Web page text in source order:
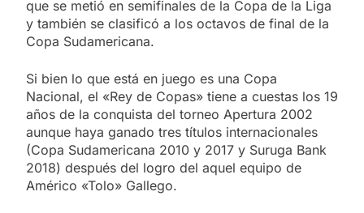
que se metió en semifinales de la Copa de la Liga
y también se clasificó a los octavos de final de la
Copa Sudamericana.
Si bien lo que está en juego es una Copa
Nacional, el «Rey de Copas» tiene a cuestas los 19
años de la conquista del torneo Apertura 2002
aunque haya ganado tres títulos internacionales
(Copa Sudamericana 2010 y 2017 y Suruga Bank
2018) después del logro del aquel equipo de
Américo «Tolo» Gallego.